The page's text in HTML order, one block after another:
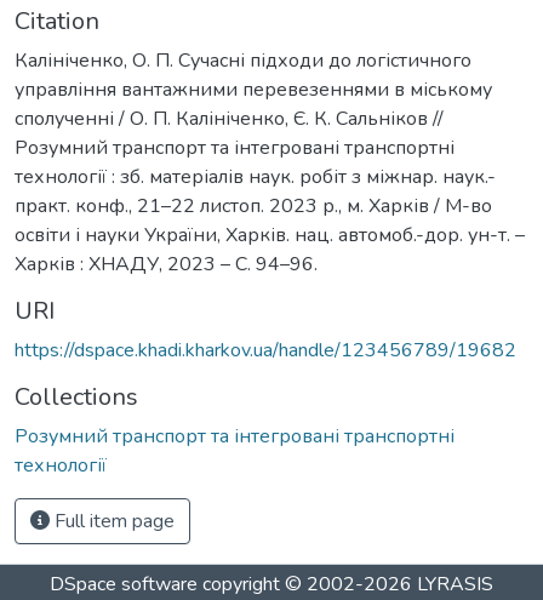
Citation
Калініченко, О. П. Сучасні підходи до логістичного
управління вантажними перевезеннями в міському
сполученні / О. П. Калініченко, Є. К. Сальніков //
Розумний транспорт та інтегровані транспортні
технології : зб. матеріалів наук. робіт з міжнар. наук.-
практ. конф., 21–22 листоп. 2023 р., м. Харків / М-во
освіти і науки України, Харків. нац. автомоб.-дор. ун-т. –
Харків : ХНАДУ, 2023 – С. 94–96.
URI
https://dspace.khadi.kharkov.ua/handle/123456789/19682
Collections
Розумний транспорт та інтегровані транспортні
технології
Full item page
DSpace software copyright © 2002-2026 LYRASIS